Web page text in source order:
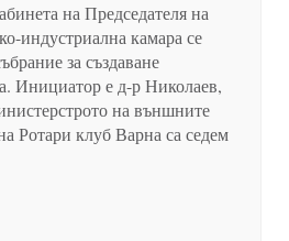
на Председателя на
индустриална камара се
за създаване
Инициатор е д-р Николаев,
на външните
Ротари клуб Варна са седем